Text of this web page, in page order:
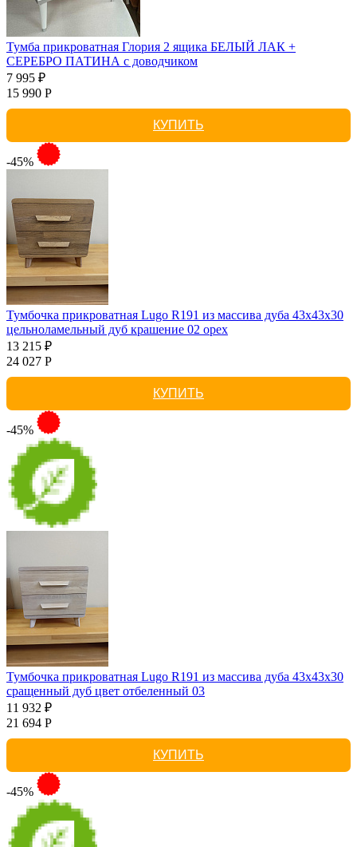
Тумба прикроватная Глория 2 ящика БЕЛЫЙ ЛАК +
СЕРЕБРО ПАТИНА с доводчиком
7 995 ₽
15 990 Р
КУПИТЬ
-45%
Тумбочка прикроватная Lugo R191 из массива дуба 43х43х30
цельноламельный дуб крашение 02 орех
13 215 ₽
24 027 Р
КУПИТЬ
-45%
Тумбочка прикроватная Lugo R191 из массива дуба 43х43х30
сращенный дуб цвет отбеленный 03
11 932 ₽
21 694 Р
КУПИТЬ
-45%